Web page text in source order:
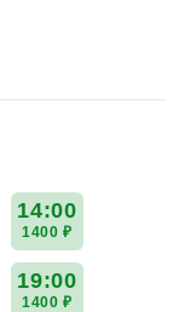
14:00
1400 ₽
19:00
1400 ₽